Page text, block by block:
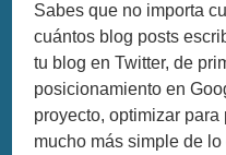
Sabes que no importa
cuántos blog posts
tu blog en Twitter, de
posicionamiento en
proyecto, optimizar
mucho más simple de lo